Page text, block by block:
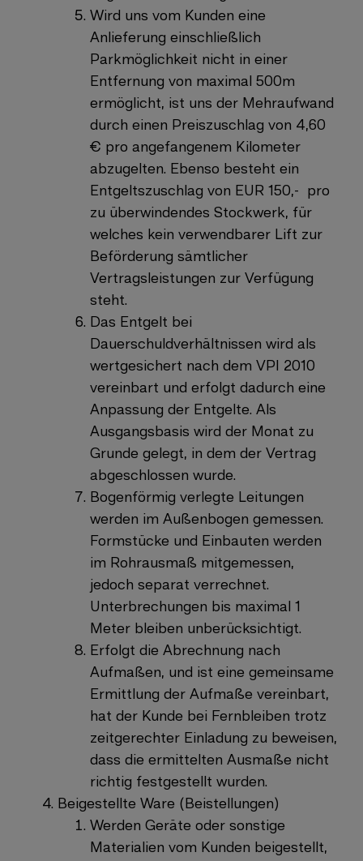
Wird uns vom Kunden eine
Anlieferung einschließlich
Parkmöglichkeit nicht in einer
Entfernung von maximal 500m
ermöglicht, ist uns der Mehraufwand
durch einen Preiszuschlag von 4,60
€ pro angefangenem Kilometer
abzugelten. Ebenso besteht ein
Entgeltszuschlag von EUR 150,-
pro
zu überwindendes Stockwerk, für
welches kein verwendbarer Lift zur
Beförderung sämtlicher
Vertragsleistungen zur Verfügung
steht.
Das Entgelt bei
Dauerschuldverhältnissen wird als
wertgesichert nach dem VPI 2010
vereinbart und erfolgt dadurch eine
Anpassung der Entgelte. Als
Ausgangsbasis wird der Monat zu
Grunde gelegt, in dem der Vertrag
abgeschlossen wurde.
Bogenförmig verlegte Leitungen
werden im Außenbogen gemessen.
Formstücke und Einbauten werden
im Rohrausmaß mitgemessen,
jedoch separat verrechnet.
Unterbrechungen bis maximal 1
Meter bleiben unberücksichtigt.
Erfolgt die Abrechnung nach
Aufmaßen, und ist eine gemeinsame
Ermittlung der Aufmaße vereinbart,
hat der Kunde bei Fernbleiben trotz
zeitgerechter Einladung zu beweisen,
dass die ermittelten Ausmaße nicht
richtig festgestellt wurden.
Beigestellte Ware (Beistellungen)
Werden Geräte oder sonstige
Materialien vom Kunden beigestellt,